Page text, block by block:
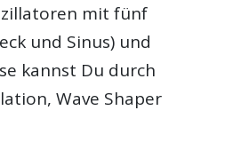
mit fünf
und Sinus) und
kannst Du durch
Wave Shaper